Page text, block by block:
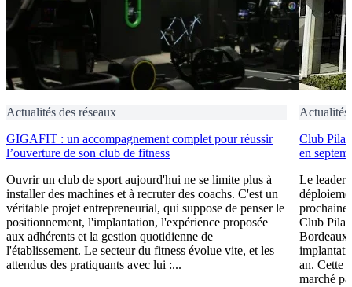
Actualités des réseaux
GIGAFIT : un accompagnement complet pour réussir
l’ouverture de son club de fitness
Ouvrir un club de sport aujourd'hui ne se limite plus à
installer des machines et à recruter des coachs. C'est un
véritable projet entrepreneurial, qui suppose de penser le
positionnement, l'implantation, l'expérience proposée
aux adhérents et la gestion quotidienne de
l'établissement. Le secteur du fitness évolue vite, et les
attendus des pratiquants avec lui :...
Actualités
Club
en
Le leader
prochaine
Club
Bordeaux
an. Cette
marché